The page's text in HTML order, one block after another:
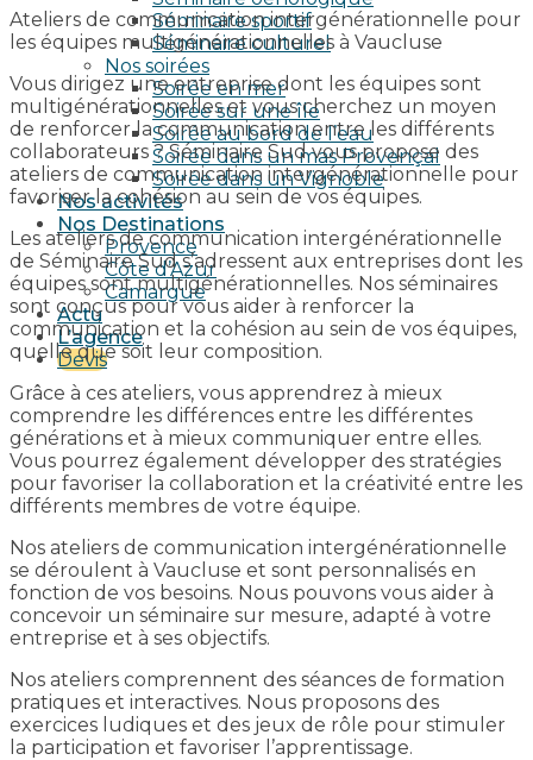
Séminaire sportif
Séminaire culturel
Nos soirées
Soirée en mer
Soirée sur une île
Soirée au bord de l’eau
Soirée dans un mas Provençal
Soirée dans un Vignoble
Nos activités
Nos Destinations
Provence
Côte d’Azur
Camargue
Actu
L’agence
Devis
Ateliers de communication intergénérationnelle pour
les équipes multigénérationnelles à Vaucluse
Vous dirigez une entreprise dont les équipes sont
multigénérationnelles et vous cherchez un moyen
de renforcer la communication entre les différents
collaborateurs ? Séminaire Sud vous propose des
ateliers de communication intergénérationnelle pour
favoriser la cohésion au sein de vos équipes.
Les ateliers de communication intergénérationnelle
de Séminaire Sud s’adressent aux entreprises dont les
équipes sont multigénérationnelles. Nos séminaires
sont conçus pour vous aider à renforcer la
communication et la cohésion au sein de vos équipes,
quelle que soit leur composition.
Grâce à ces ateliers, vous apprendrez à mieux
comprendre les différences entre les différentes
générations et à mieux communiquer entre elles.
Vous pourrez également développer des stratégies
pour favoriser la collaboration et la créativité entre les
différents membres de votre équipe.
Nos ateliers de communication intergénérationnelle
se déroulent à Vaucluse et sont personnalisés en
fonction de vos besoins. Nous pouvons vous aider à
concevoir un séminaire sur mesure, adapté à votre
entreprise et à ses objectifs.
Nos ateliers comprennent des séances de formation
pratiques et interactives. Nous proposons des
exercices ludiques et des jeux de rôle pour stimuler
la participation et favoriser l’apprentissage.